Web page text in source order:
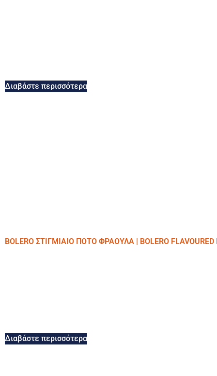
Διαβάστε περισσότερα
BOLERO ΣΤΙΓΜΙΑΙΟ ΠΟΤΟ ΦΡΑΟΥΛΑ | BOLERO FLAVOURED
Διαβάστε περισσότερα